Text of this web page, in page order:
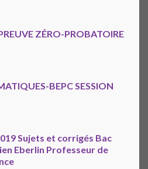
ZÉRO-PROBATOIRE
BEPC SESSION
Sujets et corrigés Bac
Eberlin Professeur de